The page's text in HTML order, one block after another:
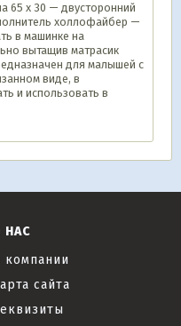
65 х 30 — двусторонний
холлофайбер —
в машинке на
вытащив матрасик
для малышей с
виде, в
и использовать в
НАС
компании
сайта